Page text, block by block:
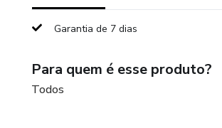
Garantia de 7 dias
Para quem é esse produto?
Todos